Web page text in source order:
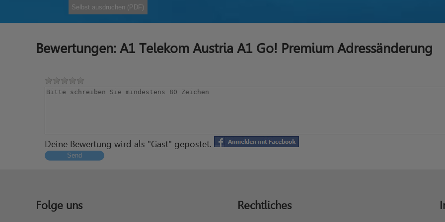
Selbst ausdruchen (PDF)
Bewertungen: A1 Telekom Austria A1 Go! Premium Adressänderung
Deine Bewertung wird als "Gast" gepostet.
Send
Folge uns Rechtliches